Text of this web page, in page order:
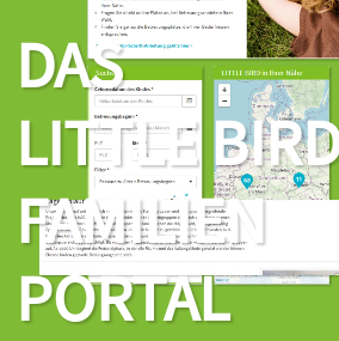
DAS
LITTLE
FAMILIEN
PORTAL